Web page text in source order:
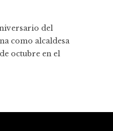
del
como alcaldesa
octubre en el